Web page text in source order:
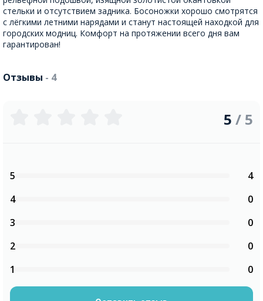
стельки и отсутствием задника. Босоножки хорошо смотрятся
с лёгкими летними нарядами и станут настоящей находкой для
городских модниц. Комфорт на протяжении всего дня вам
гарантирован!
Отзывы - 4
5 / 5
5
4
4
0
3
0
2
0
1
0